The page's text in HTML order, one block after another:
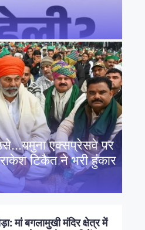
उसे…यमुना एक्सप्रेसवे पर
टिकैत ने भरी हुंकार
मां बगलामुखी मंदिर क्षेत्र में